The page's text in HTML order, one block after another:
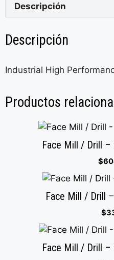
Descripción
Descripción
Industrial High
Productos
Face Mill / Drill –
$
Face Mill / Drill
$
Face Mill / Drill –